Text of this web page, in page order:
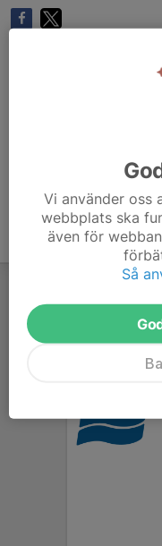
Vi använder oss
webbplats ska
även för
Så